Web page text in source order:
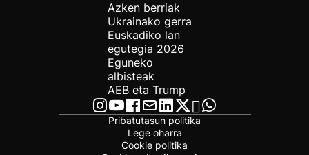
Azken berriak
Ukrainako gerra
Euskadiko lan
egutegia 2026
Eguneko
albisteak
AEB eta Trump
Pribatutasun politika
Lege oharra
Cookie politika